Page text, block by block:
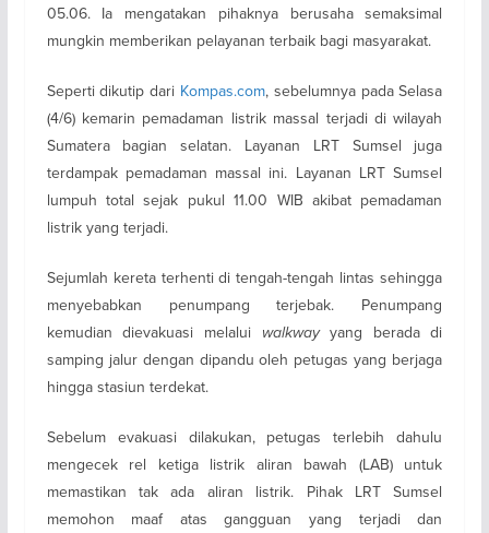
05.06. Ia mengatakan pihaknya berusaha semaksimal
mungkin memberikan pelayanan terbaik bagi masyarakat.
Seperti dikutip dari Kompas.com, sebelumnya pada Selasa
(4/6) kemarin pemadaman listrik massal terjadi di wilayah
Sumatera bagian selatan. Layanan LRT Sumsel juga
terdampak pemadaman massal ini. Layanan LRT Sumsel
lumpuh total sejak pukul 11.00 WIB akibat pemadaman
listrik yang terjadi.
Sejumlah kereta terhenti di tengah-tengah lintas sehingga
menyebabkan penumpang terjebak. Penumpang
kemudian dievakuasi melalui walkwayyang berada di
samping jalur dengan dipandu oleh petugas yang berjaga
hingga stasiun terdekat.
Sebelum evakuasi dilakukan, petugas terlebih dahulu
mengecek rel ketiga listrik aliran bawah (LAB) untuk
memastikan tak ada aliran listrik. Pihak LRT Sumsel
memohon maaf atas gangguan yang terjadi dan